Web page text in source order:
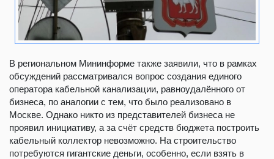
В региональном Мининформе также заявили, что в рамках
обсуждений рассматривался вопрос создания единого
оператора кабельной канализации, равноудалённого от
бизнеса, по аналогии с тем, что было реализовано в
Москве. Однако никто из представителей бизнеса не
проявил инициативу, а за счёт средств бюджета построить
кабельный коллектор невозможно. На строительство
потребуются гигантские деньги, особенно, если взять в